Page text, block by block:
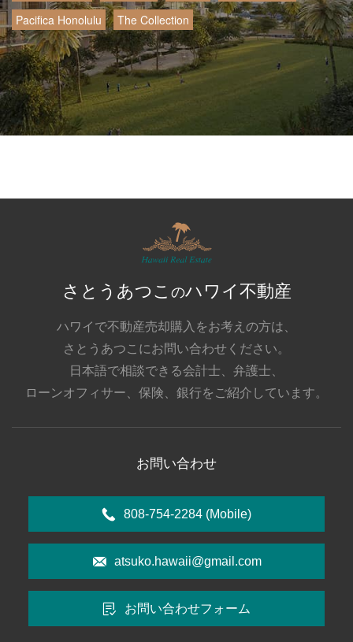
Pacifica Honolulu
The Collection
さとうあつこ のハワイ不動産
ハワイで不動産売却購入をお考えの方は、
さとうあつこにお問い合わせください。
日本語で相談できる会計士、弁護士、
ローンオフィサー、保険、銀行をご紹介しています。
お問い合わせ
808-754-2284 (Mobile)
atsuko.hawaii@gmail.com
お問い合わせフォーム